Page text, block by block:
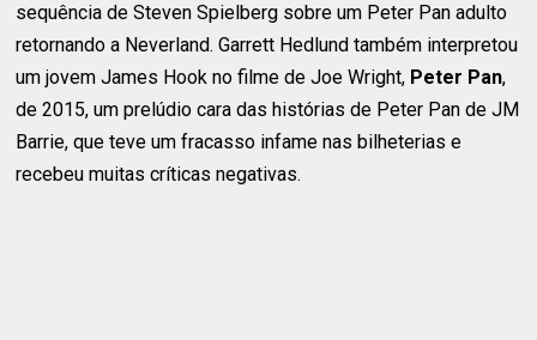
sequência de Steven Spielberg sobre um Peter Pan adulto
retornando a Neverland. Garrett Hedlund também interpretou
um jovem James Hook no filme de Joe Wright, Peter Pan,
de 2015, um prelúdio cara das histórias de Peter Pan de JM
Barrie, que teve um fracasso infame nas bilheterias e
recebeu muitas críticas negativas.